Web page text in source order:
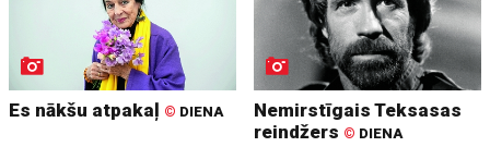
Es nākšu atpakaļ © DIENA
Nemirstīgais Teksasas
reindžers © DIENA